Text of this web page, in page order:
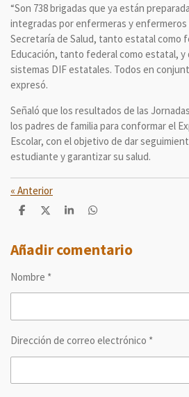
“Son 738 brigadas que ya están
integradas por enfermeras y enfermeros
Secretaría de Salud, tanto estatal como
Educación, tanto federal como estatal, y
sistemas DIF estatales. Todos en
expresó.
Señaló que los resultados de las
los padres de familia para conformar el
Escolar, con el objetivo de dar
estudiante y garantizar su salud.
« Anterior
C
p
a
t
C
p
a
C
p
a
C
p
a
Añadir comentario
Nombre *
Dirección de correo electrónico *